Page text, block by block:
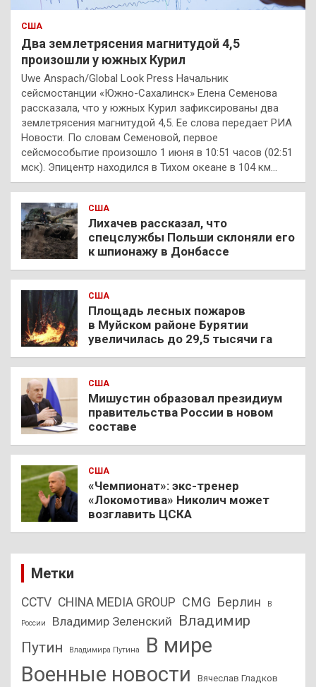
США
Два землетрясения магнитудой 4,5
произошли у южных Курил
Uwe Anspach/Global Look Press Начальник
сейсмостанции «Южно-Сахалинск» Елена Семенова
рассказала, что у южных Курил зафиксированы два
землетрясения магнитудой 4,5. Ее слова передает РИА
Новости. По словам Семеновой, первое
сейсмособытие произошло 1 июня в 10:51 часов (02:51
мск). Эпицентр находился в Тихом океане в 104 км…
США
Лихачев рассказал, что
спецслужбы Польши склоняли его
к шпионажу в Донбассе
США
Площадь лесных пожаров
в Муйском районе Бурятии
увеличилась до 29,5 тысячи га
США
Мишустин образовал президиум
правительства России в новом
составе
США
«Чемпионат»: экс-тренер
«Локомотива» Николич может
возглавить ЦСКА
Метки
CCTV CHINA MEDIA GROUP CMG Берлин В
России Владимир Зеленский Владимир
Путин
Владимира Путина
В мире
Военные новости
Вячеслав Гладков